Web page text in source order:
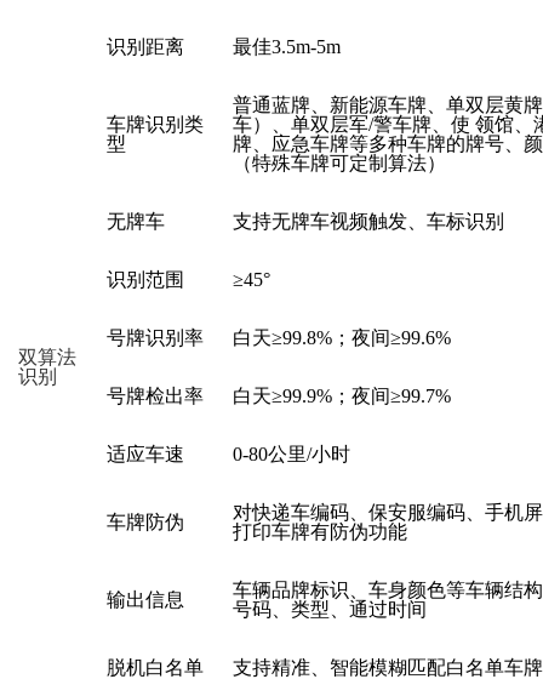
双算法
识别
识别距离 最佳3.5m-5m
车牌识别类
型
普通蓝牌、新能源车牌、单双层黄
车）、单双层军/警车牌、使 领馆、
牌、应急车牌等多种车牌的牌号、
（特殊车牌可定制算法）
无牌车 支持无牌车视频触发 车标识别
识别范围 ≥45°
号牌识别率 白天≥99.8%；夜间≥99.6%
号牌检出率 白天≥99.9%；夜间≥99.7%
适应车速 0-80公里/小时
车牌防伪
对快递车编码、保安服编码、手机
打印车牌有防伪功能
输出信息
车辆品牌标识、车身颜色等车辆结
号码、类型、通过时间
脱机白名单 支持精准、智能模糊匹配白名单车